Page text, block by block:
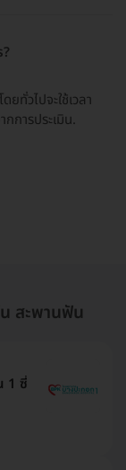
ทั่วไปจะใช้เวลา
การประเมิน.
สะพานฟัน
1 ซี่